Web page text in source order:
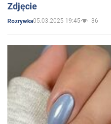
Zdjęcie
Rozrywka05.03.2025 19:45 36